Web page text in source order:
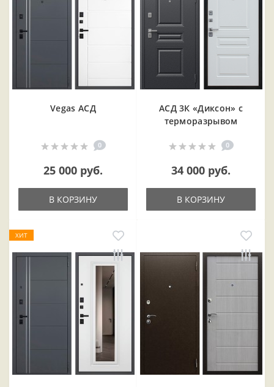
Vegas АСД
0
25 000 руб.
В КОРЗИНУ
АСД 3К «Диксон» с
терморазрывом
0
34 000 руб.
В КОРЗИНУ
ХИТ